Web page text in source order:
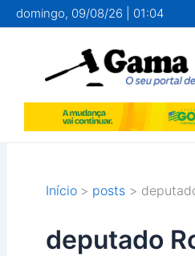
para
conteúdo
domingo, 09/08/26 | 01:04
Início posts
deputado